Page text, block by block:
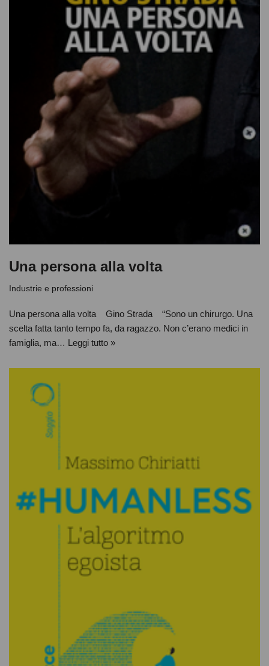
Una persona alla volta
Industrie e professioni
Una persona alla volta Gino Strada “Sono un chirurgo. Una
scelta fatta tanto tempo fa, da ragazzo. Non c’erano medici in
famiglia, ma… Leggi tutto »